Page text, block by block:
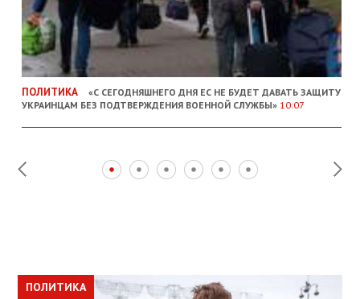
ПОЛИТИКА
«С СЕГОДНЯШНЕГО ДНЯ ЕС НЕ БУДЕТ ДАВАТЬ ЗАЩИТУ
УКРАИНЦАМ БЕЗ ПОДТВЕРЖДЕНИЯ ВОЕННОЙ СЛУЖБЫ» 10:07
ПОЛИТИКА
ПОЛИТИКА
ОБЩЕСТВО
ПОЛИТИКА
ЭКОНОМИКА